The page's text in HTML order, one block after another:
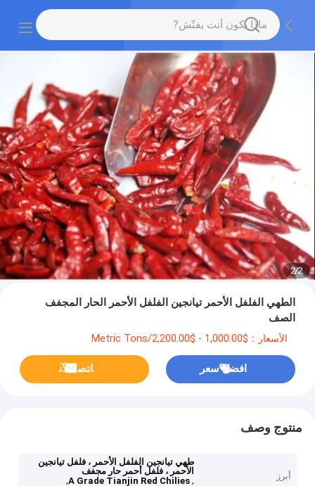
2
/
2
الطهي الفلفل الأحمر تيانجين الفلفل الأحمر الحار المجفف
الصف
الأسعار：$1,000.00 - $2,200.00/Metric Tons
افضل سعر ﺎﺘﺼﻟ ﺍﻶﻧ
منتوج وصف
أبرز
طهي تيانجين الفلفل الأحمر ، فلفل تيانجين
الأحمر ، فلفل أحمر حار مجفف
,
A Grade Tianjin Red Chilies
,